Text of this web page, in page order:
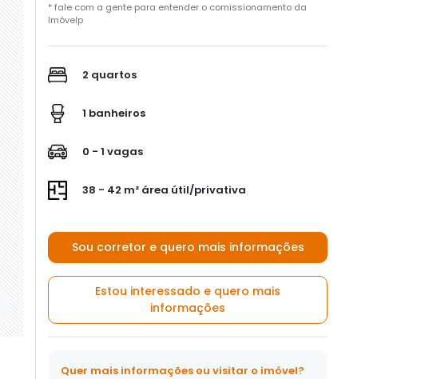
* fale com a gente para entender o comissionamento da
Imóvelp
2 quartos
1 banheiros
0 - 1 vagas
38 - 42 m² área útil/privativa
Sou corretor e quero mais informações
Estou interessado e quero mais
informações
Quer mais informações ou visitar o imóvel?